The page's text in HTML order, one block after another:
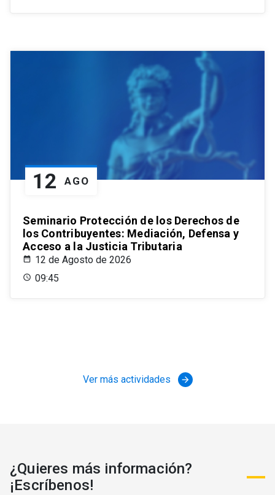
12 AGO
Seminario Protección de los Derechos de
los Contribuyentes: Mediación, Defensa y
Acceso a la Justicia Tributaria
12 de Agosto de 2026
09:45
Ver más actividades arrow_forward
¿Quieres más información?
¡Escríbenos!